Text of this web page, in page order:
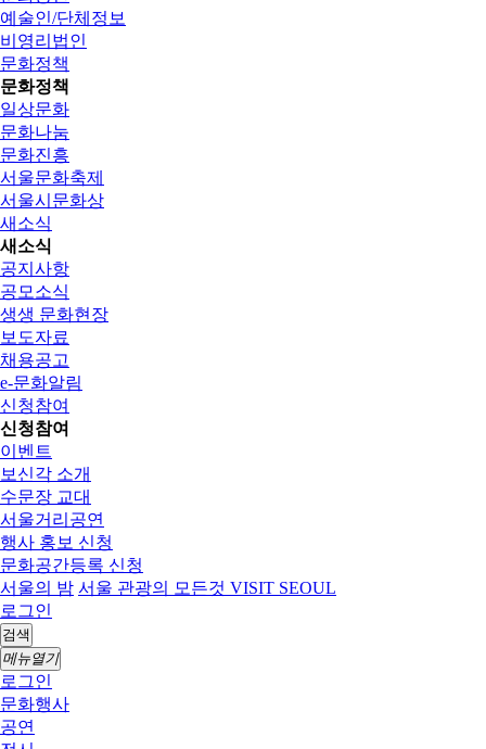
예술인/단체정보
비영리법인
문화정책
문화정책
일상문화
문화나눔
문화진흥
서울문화축제
서울시문화상
새소식
새소식
공지사항
공모소식
생생 문화현장
보도자료
채용공고
e-문화알림
신청참여
신청참여
이벤트
보신각 소개
수문장 교대
서울거리공연
행사 홍보 신청
문화공간등록 신청
서울의 밤 서울 관광의 모든것 VISIT SEOUL
로그인
검색
메뉴열기
로그인
문화행사
공연